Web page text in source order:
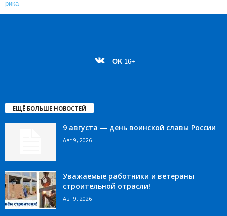
OK 16+
ЕЩЁ БОЛЬШЕ НОВОСТЕЙ
9 августа — день воинской славы России
Авг 9, 2026
Уважаемые работники и ветераны
строительной отрасли!
Авг 9, 2026